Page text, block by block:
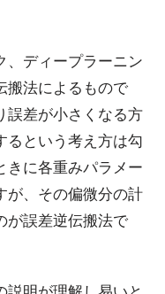
、ディープラーニン
搬法によるもので
誤差が小さくなる方
るという考え方は勾
きに各重みパラメー
が、その偏微分の計
が誤差逆伝搬法で